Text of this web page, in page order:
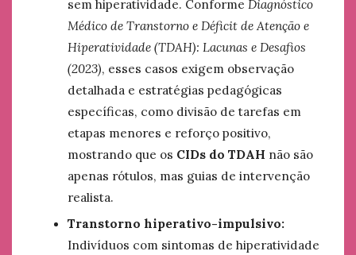
sem hiperatividade. Conforme Diagnóstico
Médico de Transtorno e Déficit de Atenção e
Hiperatividade (TDAH): Lacunas e Desafios
(2023), esses casos exigem observação
detalhada e estratégias pedagógicas
específicas, como divisão de tarefas em
etapas menores e reforço positivo,
mostrando que os CIDs do TDAH não são
apenas rótulos, mas guias de intervenção
realista.
Transtorno hiperativo-impulsivo:
Indivíduos com sintomas de hiperatividade